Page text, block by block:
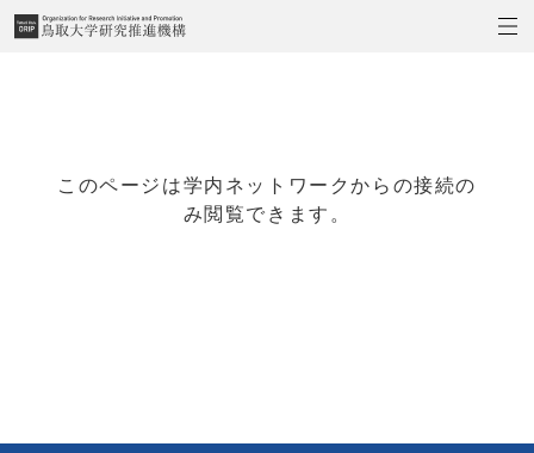
このページは学内ネットワークからの接続の
み閲覧できます。